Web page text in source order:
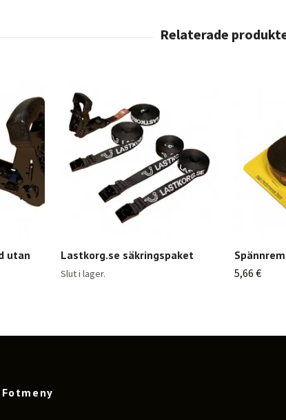
utan
Lastkorg.se säkringspaket
Slut i lager.
5,66 €
Fotmeny